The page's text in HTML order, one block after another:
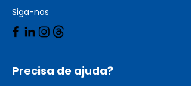
Siga-nos
Precisa de ajuda?